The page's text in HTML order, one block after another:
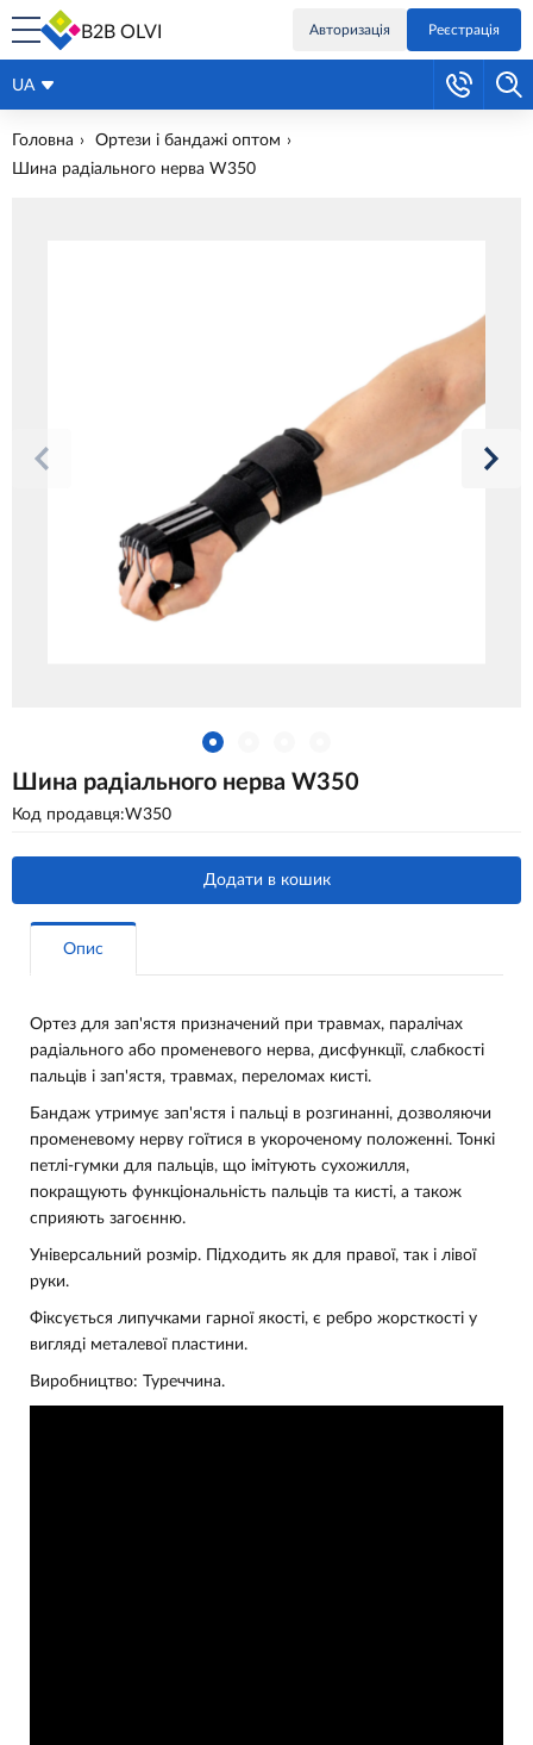
B2B OLVI Авторизація Реєстрація
UA
Головна
Ортези і бандажі оптом
Шина радіального нерва W350
Шина радіального нерва W350
Код продавця:W350
Додати в кошик
Опис
Ортез для зап'ястя призначений при травмах, паралічах
радіального або променевого нерва, дисфункції, слабкості
пальців і зап'ястя, травмах, переломах кисті.
Бандаж утримує зап'ястя і пальці в розгинанні, дозволяючи
променевому нерву гоїтися в укороченому положенні. Тонкі
петлі-гумки для пальців, що імітують сухожилля,
покращують функціональність пальців та кисті, а також
сприяють загоєнню.
Універсальний розмір. Підходить як для правої, так і лівої
руки.
Фіксується липучками гарної якості, є ребро жорсткості у
вигляді металевої пластини.
Виробництво: Туреччина.